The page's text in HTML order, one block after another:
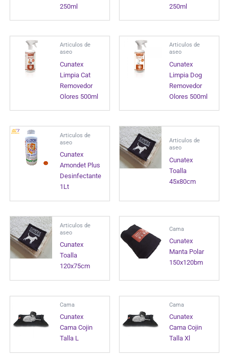
250ml
250ml
Articulos de
aseo
Cunatex
Limpia Cat
Removedor
Olores 500ml
Articulos de
aseo
Cunatex
Limpia Dog
Removedor
Olores 500ml
Articulos de
aseo
Cunatex
Amondet Plus
Desinfectante
1Lt
Articulos de
aseo
Cunatex
Toalla
45x80cm
Articulos de
aseo
Cunatex
Toalla
120x75cm
Cama
Cunatex
Manta Polar
150x120bm
Cama
Cunatex
Cama Cojin
Talla L
Cama
Cunatex
Cama Cojin
Talla Xl